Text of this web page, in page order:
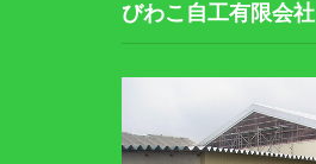
びわこ自工有限会社